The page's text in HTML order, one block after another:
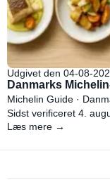
Udgivet den 04-08-
Danmarks
Michelin Guide ·
Sidst verificeret 4.
Læs mere →